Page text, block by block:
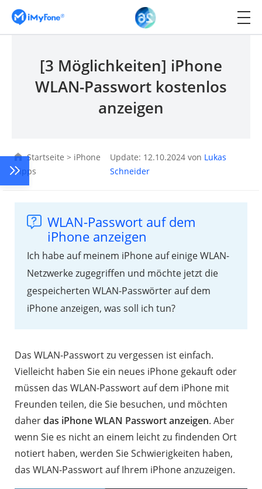
[3 Möglichkeiten] iPhone
WLAN-Passwort kostenlos
anzeigen
Startseite > iPhone
Tipps
Update: 12.10.2024 von Lukas
Schneider
WLAN-Passwort auf dem
iPhone anzeigen
Ich habe auf meinem iPhone auf einige WLAN-
Netzwerke zugegriffen und möchte jetzt die
gespeicherten WLAN-Passwörter auf dem
iPhone anzeigen, was soll ich tun?
Das WLAN-Passwort zu vergessen ist einfach.
Vielleicht haben Sie ein neues iPhone gekauft oder
müssen das WLAN-Passwort auf dem iPhone mit
Freunden teilen, die Sie besuchen, und möchten
daherdas iPhone WLAN Passwort anzeigen. Aber
wenn Sie es nicht an einem leicht zu findenden Ort
notiert haben, werden Sie Schwierigkeiten haben,
das WLAN-Passwort auf Ihrem iPhone anzuzeigen.